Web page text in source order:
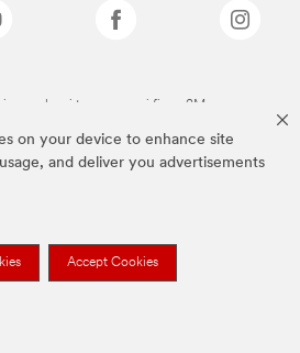
on your device to enhance site
and deliver you advertisements
Accept Cookies
są znakami towarowymi firmy 3M.